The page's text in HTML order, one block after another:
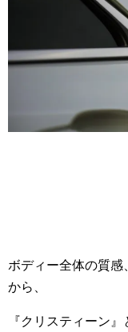
ボディー全体の質感
から、
『クリスティーン